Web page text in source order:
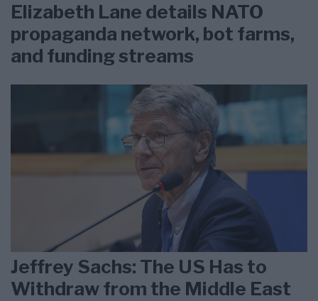
Elizabeth Lane details NATO
propaganda network, bot farms,
and funding streams
Jeffrey Sachs: The US Has to
Withdraw from the Middle East